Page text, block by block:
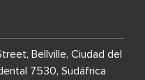
Bellville, Ciudad del
7530, Sudáfrica